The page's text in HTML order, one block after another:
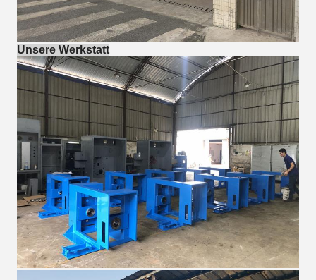
Unsere Werkstatt